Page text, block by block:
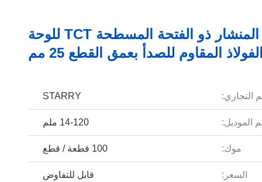
3 قاطع المنشار ذو الفتحة المسطحة TCT للوحة
الفولاذ المقاوم للصدأ بعمق القطع 25 مم
التجاري: STARRY
الموديل: 14-120 ملم
موك: 100 قطعة / قطع
السعر: قابل للتفاوض